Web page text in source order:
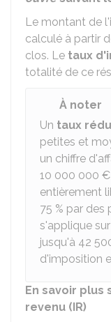
Le montant de
calculé à partir
clos. Le taux
totalité de ce
À noter
Un taux
petites et
un chiffre
10 000 000 €
entièrement
75 % par des
s'applique
jusqu'à 42
d'imposition
En savoir
revenu (IR)